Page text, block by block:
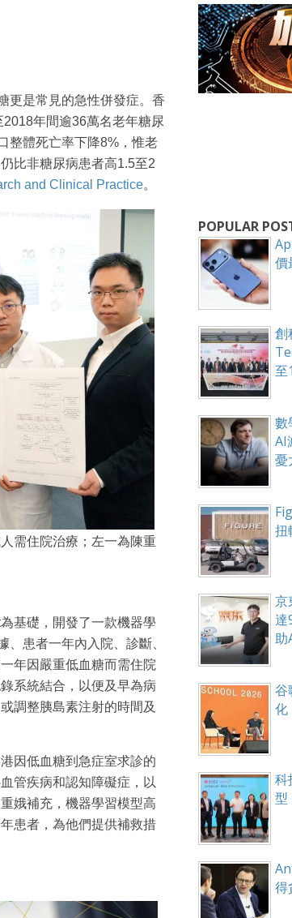
更是常見的急性併發症。香
年間逾36萬名老年糖尿
整體死亡率下降8%，惟老
比非糖尿病患者高1.5至2
and Clinical Practice。
需住院治療；左一為陳重
基礎，開發了一款機器學
患者一年內入院、診斷、
年因嚴重低血糖而需住院
系統結合，以便及早為病
調整胰島素注射的時間及
因低血糖到急症室求診的
管疾病和認知障礙症，以
娥補充，機器學習模型高
患者，為他們提供補救措
POPULAR
價
至
數
AI
憂
扭
京
達
助
谷
化
科
型
得
會員
附創業懶人包），直達郵箱！